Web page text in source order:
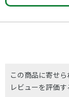
この商品に寄せ
レビューを評価